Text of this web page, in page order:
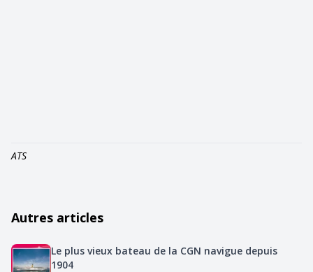
ATS
Autres articles
Le plus vieux bateau de la CGN navigue depuis
1904